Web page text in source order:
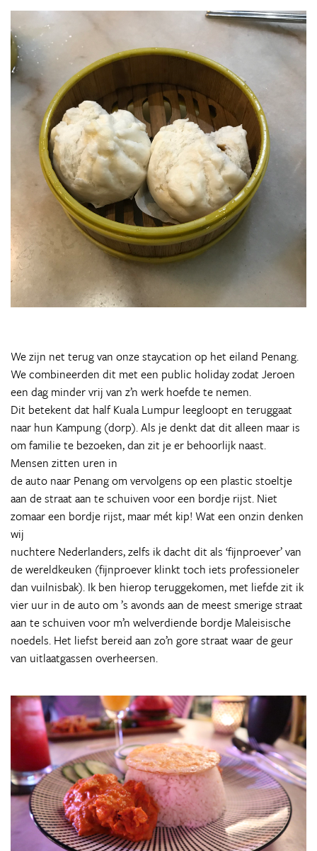
We zijn net terug van onze staycation op het eiland Penang.
We combineerden dit met een public holiday zodat Jeroen
een dag minder vrij van z’n werk hoefde te nemen.
Dit betekent dat half Kuala Lumpur leegloopt en teruggaat
naar hun Kampung (dorp). Als je denkt dat dit alleen maar is
om familie te bezoeken, dan zit je er behoorlijk naast.
Mensen zitten uren in
de auto naar Penang om vervolgens op een plastic stoeltje
aan de straat aan te schuiven voor een bordje rijst. Niet
zomaar een bordje rijst, maar mét kip! Wat een onzin denken
wij
nuchtere Nederlanders, zelfs ik dacht dit als ‘fijnproever’ van
de wereldkeuken (fijnproever klinkt toch iets professioneler
dan vuilnisbak). Ik ben hierop teruggekomen, met liefde zit ik
vier uur in de auto om ’s avonds aan de meest smerige straat
aan te schuiven voor m’n welverdiende bordje Maleisische
noedels. Het liefst bereid aan zo’n gore straat waar de geur
van uitlaatgassen overheersen.